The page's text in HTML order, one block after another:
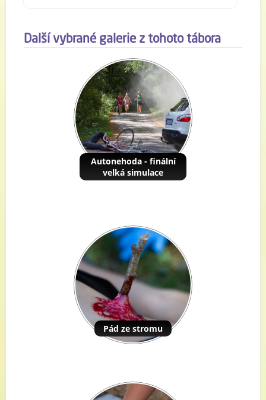
Další vybrané galerie z tohoto tábora
Autonehoda - finální
velká simulace
Pád ze stromu